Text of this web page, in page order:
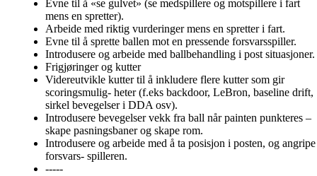
Evne til å «se gulvet» (se medspillere og motspillere i fart
mens en spretter).
Arbeide med riktig vurderinger mens en spretter i fart.
Evne til å sprette ballen mot en pressende forsvarsspiller.
Introdusere og arbeide med ballbehandling i post situasjoner.
Frigjøringer og kutter
Videreutvikle kutter til å inkludere flere kutter som gir
scoringsmulig- heter (f.eks backdoor, LeBron, baseline drift,
sirkel bevegelser i DDA osv).
Introdusere bevegelser vekk fra ball når painten punkteres –
skape pasningsbaner og skape rom.
Introdusere og arbeide med å ta posisjon i posten, og angripe
forsvars- spilleren.
-----